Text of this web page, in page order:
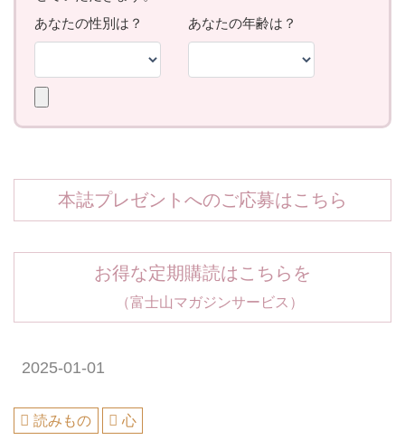
本誌プレゼントへのご応募はこちら
お得な定期購読はこちらを
（富士山マガジンサービス）
2025-01-01
読みもの 心